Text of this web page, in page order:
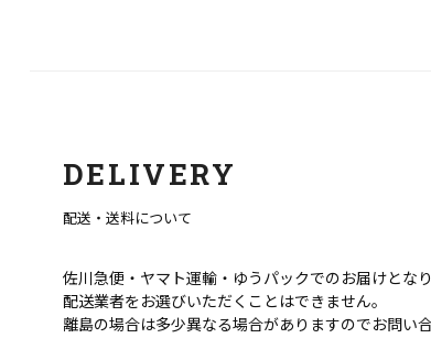
DELIVERY
配送・送料について
佐川急便・ヤマト運輸・ゆうパックでのお届けとなり
配送業者をお選びいただくことはできません。
離島の場合は多少異なる場合がありますのでお問い